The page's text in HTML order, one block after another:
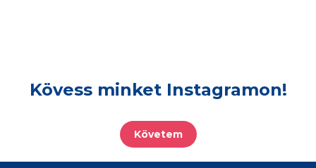
Kövess minket Instagramon!
Követem